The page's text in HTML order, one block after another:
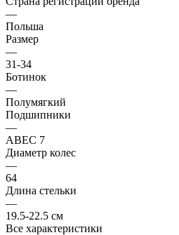
—
Польша
Размер
—
31-34
Ботинок
—
Полумягкий
Подшипники
—
ABEC 7
Диаметр колес
—
64
Длина стельки
—
19.5-22.5 см
Все характеристики